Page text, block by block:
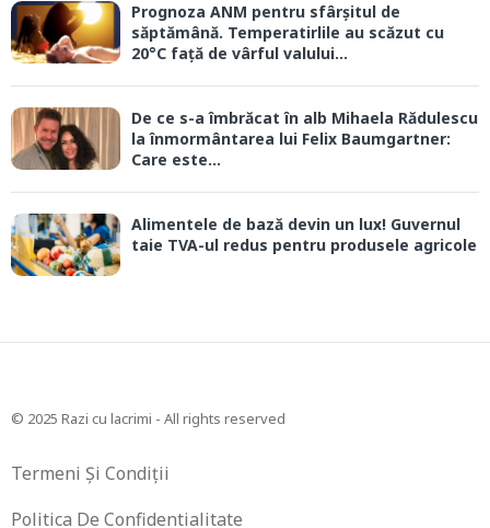
Prognoza ANM pentru sfârșitul de
săptămână. Temperatirlile au scăzut cu
20°C față de vârful valului...
De ce s-a îmbrăcat în alb Mihaela Rădulescu
la înmormântarea lui Felix Baumgartner:
Care este...
Alimentele de bază devin un lux! Guvernul
taie TVA-ul redus pentru produsele agricole
© 2025 Razi cu lacrimi - All rights reserved
Termeni Și Condiții
Politica De Confidentialitate